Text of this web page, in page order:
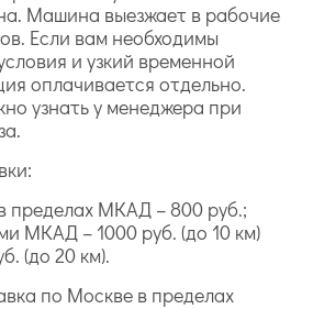
Машина выезжает в рабочие
Если вам необходимы
и узкий временной
оплачивается отдельно.
узнать у менеджера при
пределах МКАД – 800 руб.;
МКАД – 1000 руб. (до 10 км)
(до 20 км).
по Москве в пределах